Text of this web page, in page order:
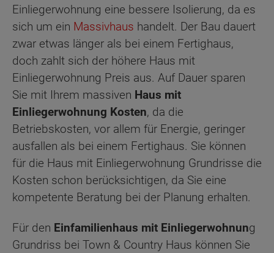
Einliegerwohnung eine bessere Isolierung, da es
sich um ein Massivhaus handelt. Der Bau dauert
zwar etwas länger als bei einem Fertighaus,
doch zahlt sich der höhere Haus mit
Einliegerwohnung Preis aus. Auf Dauer sparen
Sie mit Ihrem massiven Haus mit
Einliegerwohnung Kosten, da die
Betriebskosten, vor allem für Energie, geringer
ausfallen als bei einem Fertighaus. Sie können
für die Haus mit Einliegerwohnung Grundrisse die
Kosten schon berücksichtigen, da Sie eine
kompetente Beratung bei der Planung erhalten.
Für den Einfamilienhaus mit Einliegerwohnung
Grundriss bei Town & Country Haus können Sie